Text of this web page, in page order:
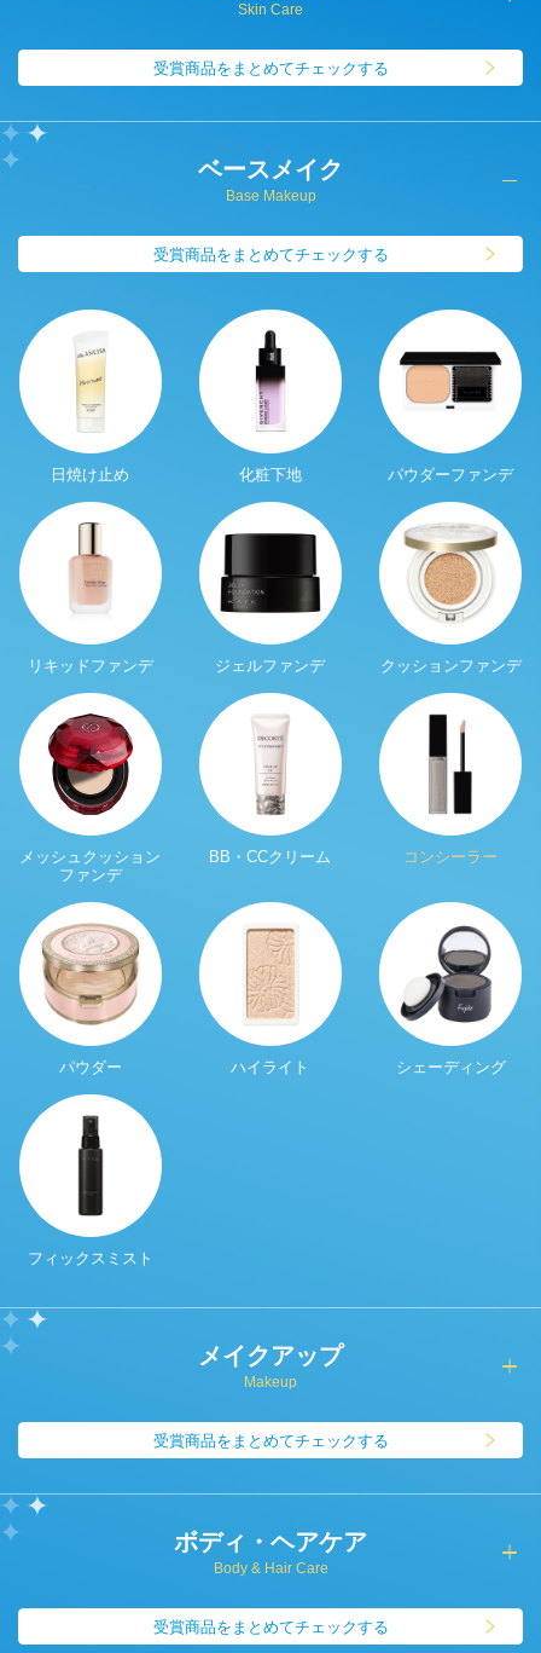
Skin Care
受賞商品をまとめてチェックする
ベースメイク
Base Makeup
日焼け止め 化粧下地 パウダーファンデ
リキッドファンデ ジェルファンデ クッションファンデ
メッシュクッション
ファンデ
BB・CCクリーム コンシーラー
パウダー ハイライト シェーディング
フィックスミスト
受賞商品をまとめてチェックする
メイクアップ
Makeup
受賞商品をまとめてチェックする
ボディ・ヘアケア
Body & Hair Care
受賞商品をまとめてチェックする